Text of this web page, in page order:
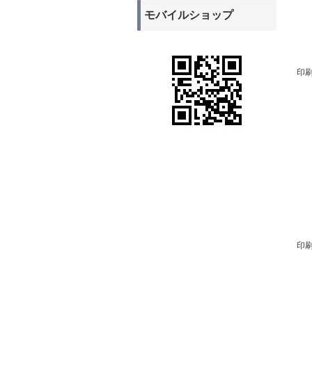
印
印
モバイルショップ